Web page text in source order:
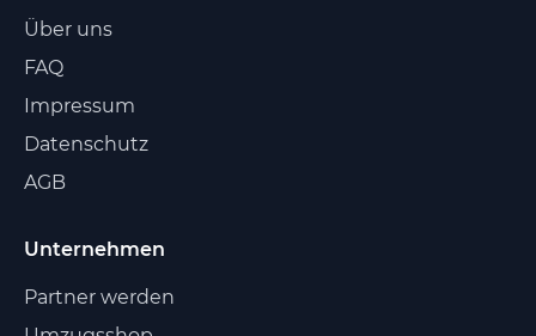
Über uns
FAQ
Impressum
Datenschutz
AGB
Unternehmen
Partner werden